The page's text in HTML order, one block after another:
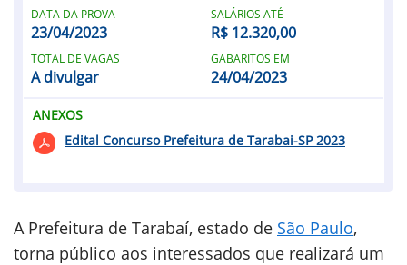
A Prefeitura de Tarabaí, estado de São Paulo,
torna público aos interessados que realizará um
DATA DA PROVA
23/04/2023
SALÁRIOS ATÉ
R$ 12.320,00
TOTAL DE VAGAS
A divulgar
GABARITOS EM
24/04/2023
ANEXOS
Edital Concurso Prefeitura de Tarabai-SP 2023